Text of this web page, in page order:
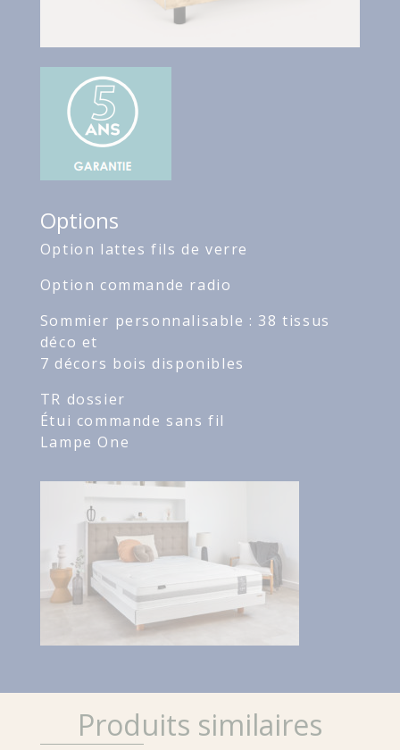
Options
Option lattes fils de verre
Option commande radio
Sommier personnalisable : 38 tissus
déco et
7 décors bois disponibles
TR dossier
Étui commande sans fil
Lampe One
Produits similaires